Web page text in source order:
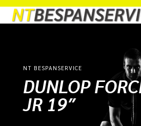
NT BESPANSERVICE
DUNLOP
JR 19″